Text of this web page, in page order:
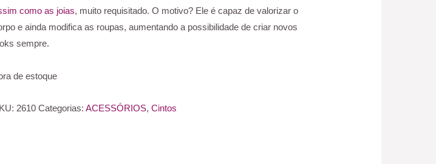
como as joias, muito requisitado. O motivo? Ele é capaz de valorizar o
e ainda modifica as roupas, aumentando a possibilidade de criar novos
sempre.
de estoque
2610 Categorias:ACESSÓRIOS,Cintos